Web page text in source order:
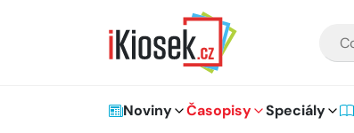
Hlavní navigace
Noviny Časopisy Speciály